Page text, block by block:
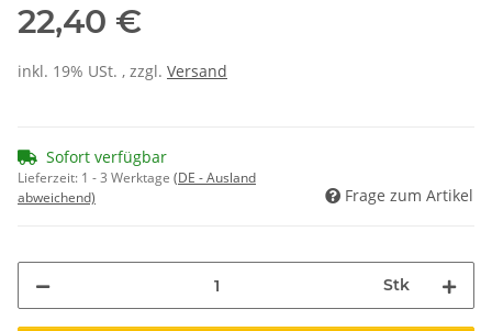
22,40 €
inkl. 19% USt. , zzgl. Versand
Sofort verfügbar
Lieferzeit: 1 - 3 Werktage (DE - Ausland
abweichend)
Frage zum Artikel
Stk